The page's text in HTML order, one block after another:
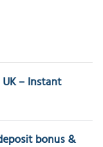
– Instant
bonus &